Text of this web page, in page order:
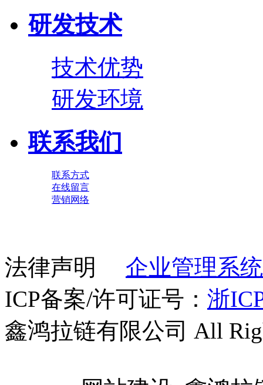
研发技术
技术优势
研发环境
联系我们
联系方式
在线留言
营销网络
法律声明 企业管理系
ICP备案/许可证号： 浙
鑫鸿拉链有限公司 All